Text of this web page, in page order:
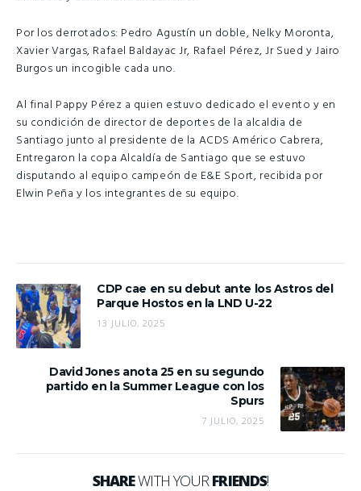
Por los derrotados: Pedro Agustín un doble, Nelky Moronta,
Xavier Vargas, Rafael Baldayac Jr, Rafael Pérez, Jr Sued y Jairo
Burgos un incogible cada uno.
Al final Pappy Pérez a quien estuvo dedicado el evento y en
su condición de director de deportes de la alcaldia de
Santiago junto al presidente de la ACDS Américo Cabrera,
Entregaron la copa Alcaldía de Santiago que se estuvo
disputando al equipo campeón de E&E Sport, recibida por
Elwin Peña y los integrantes de su equipo.
CDP cae en su debut ante los Astros del
Parque Hostos en la LND U-22
13 JULIO, 2025
David Jones anota 25 en su segundo
partido en la Summer League con los
Spurs
7 JULIO, 2025
SHAREWITH YOURFRIENDS!